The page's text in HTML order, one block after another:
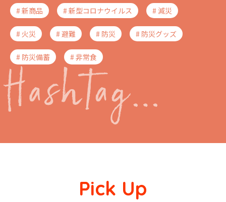
# 新商品 # 新型コロナウイルス # 減災
# 火災 # 避難 # 防災 # 防災グッズ
# 防災備蓄 # 非常食
Pick Up